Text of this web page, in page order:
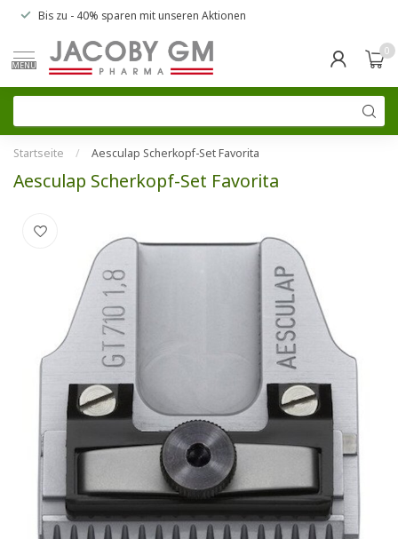
Bis zu - 40% sparen mit unseren Aktionen
MENU
0
Startseite / Aesculap Scherkopf-Set Favorita
Aesculap Scherkopf-Set Favorita